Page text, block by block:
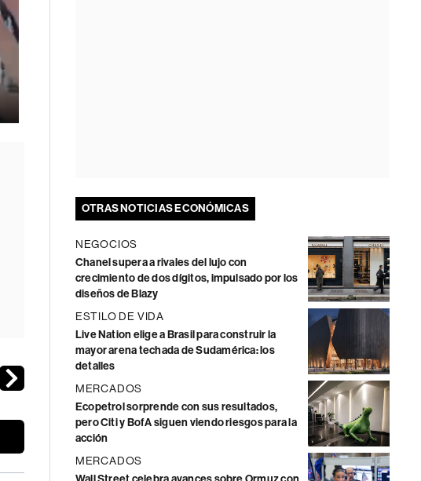
OTRAS NOTICIAS ECONÓMICAS
NEGOCIOS
Chanel supera a rivales del lujo con
crecimiento de dos dígitos, impulsado por los
diseños de Blazy
ESTILO DE VIDA
Live Nation elige a Brasil para construir la
mayor arena techada de Sudamérica: los
detalles
MERCADOS
Ecopetrol sorprende con sus resultados,
pero Citi y BofA siguen viendo riesgos para la
acción
MERCADOS